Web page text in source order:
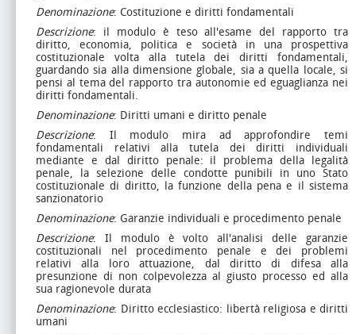
Denominazione: Costituzione e diritti fondamentali
Descrizione: il modulo è teso all'esame del rapporto tra
diritto, economia, politica e società in una prospettiva
costituzionale volta alla tutela dei diritti fondamentali,
guardando sia alla dimensione globale, sia a quella locale, si
pensi al tema del rapporto tra autonomie ed eguaglianza nei
diritti fondamentali.
Denominazione: Diritti umani e diritto penale
Descrizione: Il modulo mira ad approfondire temi
fondamentali relativi alla tutela dei diritti individuali
mediante e dal diritto penale: il problema della legalità
penale, la selezione delle condotte punibili in uno Stato
costituzionale di diritto, la funzione della pena e il sistema
sanzionatorio
Denominazione: Garanzie individuali e procedimento penale
Descrizione: Il modulo è volto all'analisi delle garanzie
costituzionali nel procedimento penale e dei problemi
relativi alla loro attuazione, dal diritto di difesa alla
presunzione di non colpevolezza al giusto processo ed alla
sua ragionevole durata
Denominazione: Diritto ecclesiastico: libertà religiosa e diritti
umani